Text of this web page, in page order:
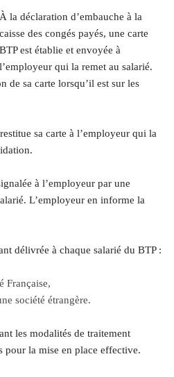
À la déclaration d’embauche à la
caisse des congés payés, une carte
BTP est établie et envoyée à
l’employeur qui la remet au salarié.
de sa carte lorsqu’il est sur les
sa carte à l’employeur qui la
à l’employeur par une
L’employeur en informe la
délivrée à chaque salarié du BTP :
Française,
société étrangère.
les modalités de traitement
pour la mise en place effective.